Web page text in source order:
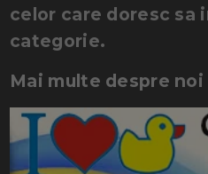
celor care doresc sa
categorie.
Mai multe despre noi